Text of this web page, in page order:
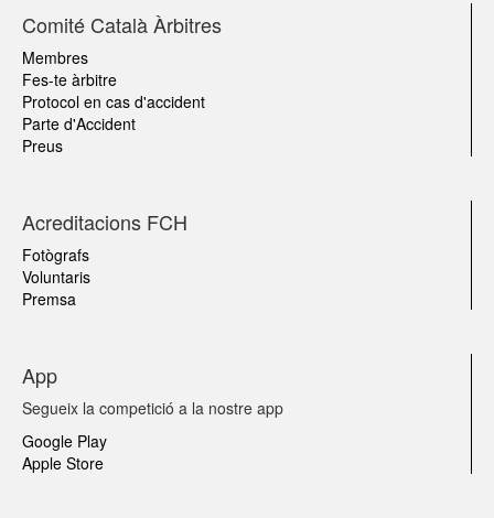
Comité Català Àrbitres
Membres
Fes-te àrbitre
Protocol en cas d'accident
Parte d'Accident
Preus
Acreditacions FCH
Fotògrafs
Voluntaris
Premsa
App
Segueix la competició a la nostre app
Google Play
Apple Store